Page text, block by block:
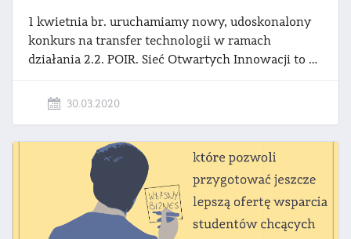
1 kwietnia br. uruchamiamy nowy, udoskonalony
konkurs na transfer technologii w ramach
działania 2.2. POIR. Sieć Otwartych Innowacji to projekt skierowany do mikro, małych i średnich przedsiębiorstw, które stawiają na rozwój technologiczny swoich firm i poszukują finansowania na inwestycje w innowacje. Katalog kosztów kwalifikowanych w projekcie SOI obejmuje zakup praw własności lub licencji do innowacyjnego rozwiązania.
30.03.2020